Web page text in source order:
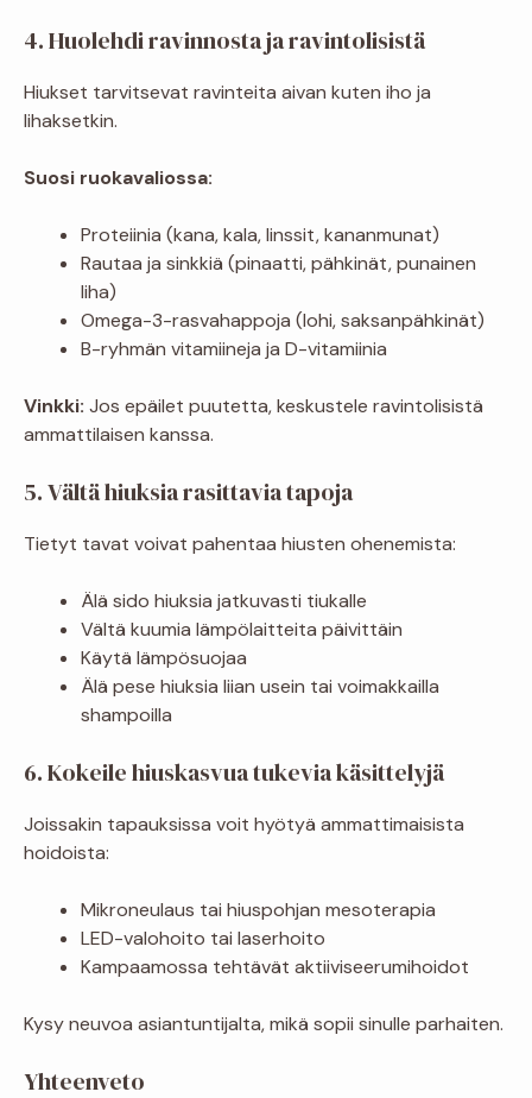
4. Huolehdi ravinnosta ja ravintolisistä
Hiukset tarvitsevat ravinteita aivan kuten iho ja
lihaksetkin.
Suosi ruokavaliossa:
Proteiinia (kana, kala, linssit, kananmunat)
Rautaa ja sinkkiä (pinaatti, pähkinät, punainen
liha)
Omega-3-rasvahappoja (lohi, saksanpähkinät)
B-ryhmän vitamiineja ja D-vitamiinia
Vinkki: Jos epäilet puutetta, keskustele ravintolisistä
ammattilaisen kanssa.
5. Vältä hiuksia rasittavia tapoja
Tietyt tavat voivat pahentaa hiusten ohenemista:
Älä sido hiuksia jatkuvasti tiukalle
Vältä kuumia lämpölaitteita päivittäin
Käytä lämpösuojaa
Älä pese hiuksia liian usein tai voimakkailla
shampoilla
6. Kokeile hiuskasvua tukevia käsittelyjä
Joissakin tapauksissa voit hyötyä ammattimaisista
hoidoista:
Mikroneulaus tai hiuspohjan mesoterapia
LED-valohoito tai laserhoito
Kampaamossa tehtävät aktiiviseerumihoidot
Kysy neuvoa asiantuntijalta, mikä sopii sinulle parhaiten.
Yhteenveto